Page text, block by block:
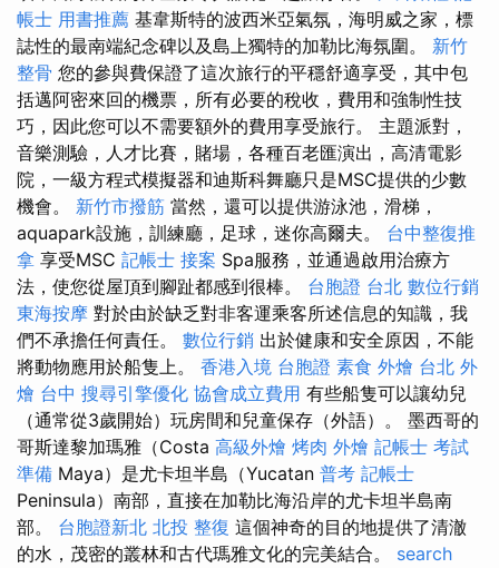
帳士 用書推薦 基韋斯特的波西米亞氣氛，海明威之家，標
誌性的最南端紀念碑以及島上獨特的加勒比海氛圍。 新竹
整骨 您的參與費保證了這次旅行的平穩舒適享受，其中包
括邁阿密來回的機票，所有必要的稅收，費用和強制性技
巧，因此您可以不需要額外的費用享受旅行。 主題派對，
音樂測驗，人才比賽，賭場，各種百老匯演出，高清電影
院，一級方程式模擬器和迪斯科舞廳只是MSC提供的少數
機會。 新竹市撥筋 當然，還可以提供游泳池，滑梯，
aquapark設施，訓練廳，足球，迷你高爾夫。 台中整復推
拿 享受MSC 記帳士 接案 Spa服務，並通過啟用治療方
法，使您從屋頂到腳趾都感到很棒。 台胞證 台北 數位行銷
東海按摩 對於由於缺乏對非客運乘客所述信息的知識，我
們不承擔任何責任。 數位行銷 出於健康和安全原因，不能
將動物應用於船隻上。 香港入境 台胞證 素食 外燴 台北 外
燴 台中 搜尋引擎優化 協會成立費用 有些船隻可以讓幼兒
（通常從3歲開始）玩房間和兒童保存（外語）。 墨西哥的
哥斯達黎加瑪雅（Costa 高級外燴 烤肉 外燴 記帳士 考試
準備 Maya）是尤卡坦半島（Yucatan 普考 記帳士
Peninsula）南部，直接在加勒比海沿岸的尤卡坦半島南
部。 台胞證新北 北投 整復 這個神奇的目的地提供了清澈
的水，茂密的叢林和古代瑪雅文化的完美結合。 search